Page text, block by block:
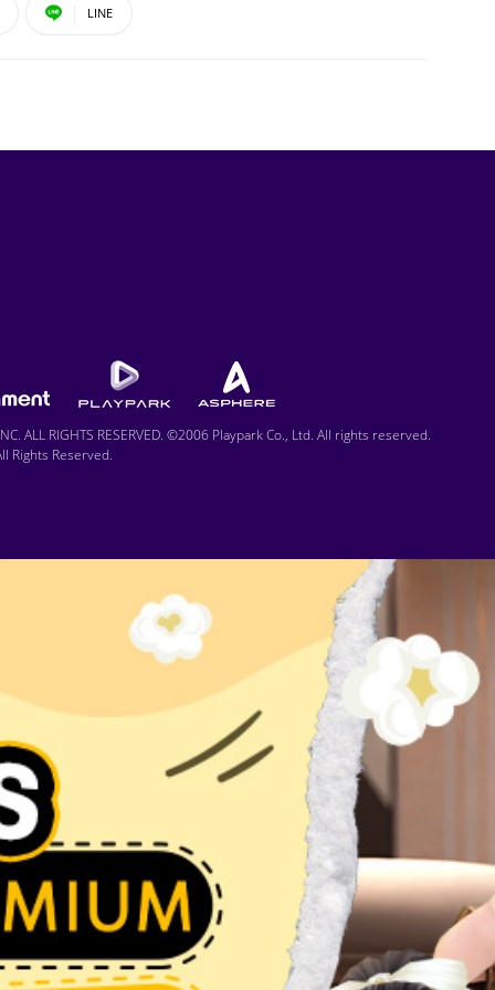
LINE
ALL RIGHTS RESERVED. ©2006 Playpark Co., Ltd. All rights reserved.
Rights Reserved.